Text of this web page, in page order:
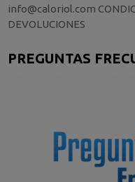
info@caloriol.com
DEVOLUCIONES
PREGUNTAS